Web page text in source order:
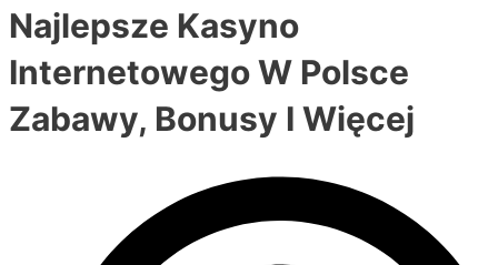
Najlepsze Kasyno
Internetowego W Polsce
Zabawy, Bonusy I Więcej